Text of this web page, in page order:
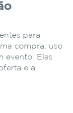
para
compra, uso
evento. Elas
e a